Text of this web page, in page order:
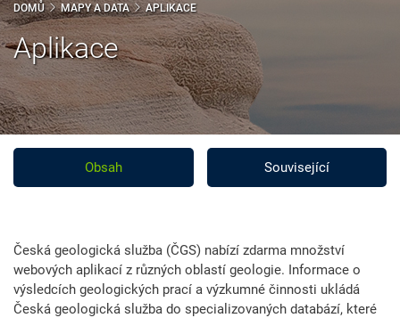
DOMŮ MAPY A DATA APLIKACE
Aplikace
Obsah Související
Česká geologická služba (ČGS) nabízí zdarma množství
webových aplikací z různých oblastí geologie. Informace o
výsledcích geologických prací a výzkumné činnosti ukládá
Česká geologická služba do specializovaných databází, které